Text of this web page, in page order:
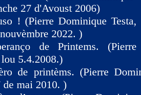
27 d'Avoust 2006)
! (Pierre Dominique
2022. )
de Printems.
lou 5.4.2008.)
de printèms. (Pierre
de mai 2010. )